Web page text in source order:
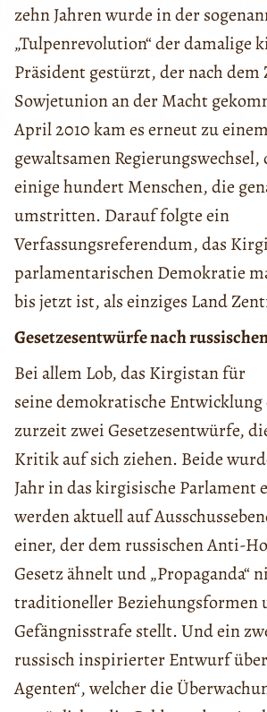
zehn Jahren wurde in der
„Tulpenrevolution“ der damalige
Präsident gestürzt, der nach dem
Sowjetunion an der Macht
April 2010 kam es erneut zu einem
gewaltsamen
einige hundert Menschen, die
umstritten. Darauf folgte ein
Verfassungsreferendum, das
parlamentarischen Demokratie
bis jetzt ist, als einziges Land
Gesetzesentwürfe nach
Bei allem Lob, das Kirgistan für
seine demokratische
zurzeit zwei Gesetzesentwürfe,
Kritik auf sich ziehen. Beide
Jahr in das kirgisische Parlament
werden aktuell auf
einer, der dem russischen Anti-
Gesetz ähnelt und „Propaganda“
traditioneller Beziehungsformen
Gefängnisstrafe stellt. Und ein
russisch inspirierter Entwurf über
Agenten“, welcher die